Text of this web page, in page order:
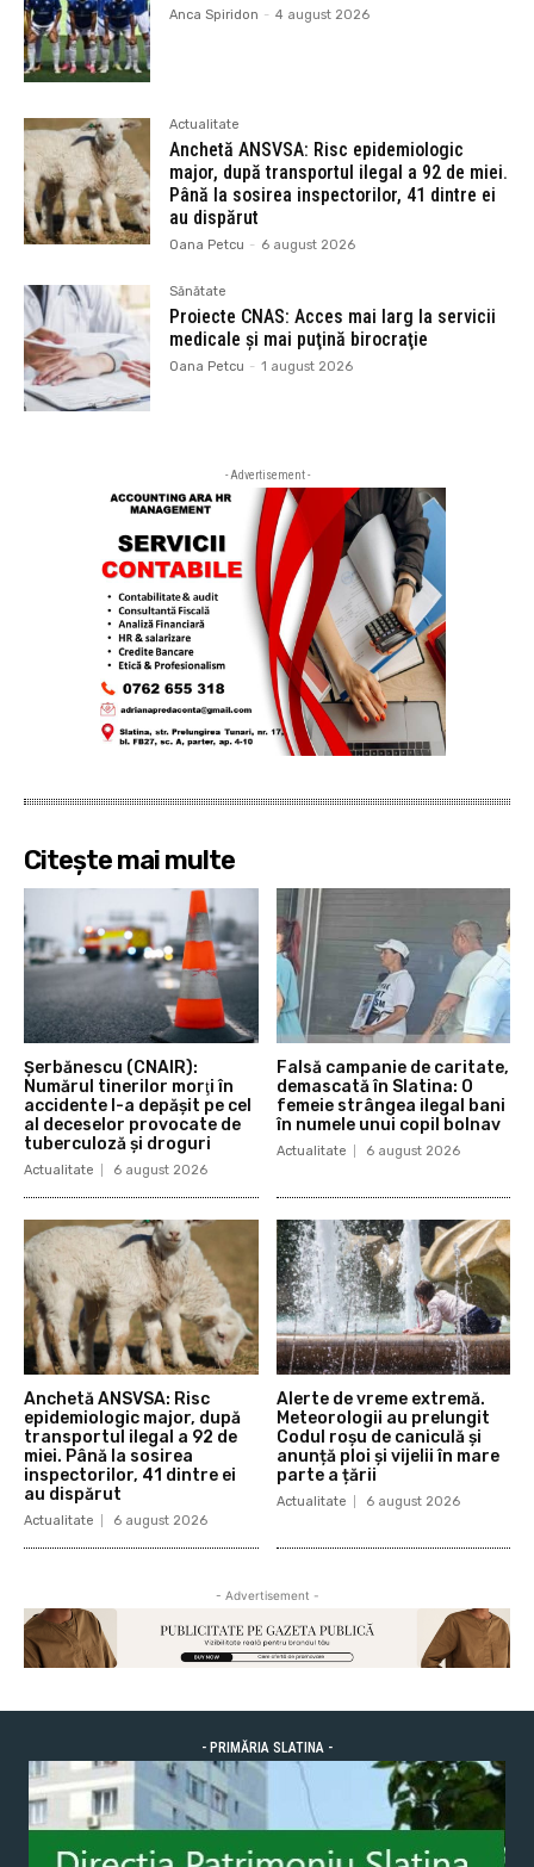
Anca Spiridon - 4 august 2026
Actualitate
Anchetă ANSVSA: Risc epidemiologic
major, după transportul ilegal a 92 de miei.
Până la sosirea inspectorilor, 41 dintre ei
au dispărut
Oana Petcu - 6 august 2026
Sănătate
Proiecte CNAS: Acces mai larg la servicii
medicale și mai puţină birocraţie
Oana Petcu - 1 august 2026
- Advertisement -
Citește mai multe
Şerbănescu (CNAIR):
Numărul tinerilor morţi în
accidente l-a depăşit pe cel
al deceselor provocate de
tuberculoză şi droguri
Actualitate 6 august 2026
Falsă campanie de caritate,
demascată în Slatina: O
femeie strângea ilegal bani
în numele unui copil bolnav
Actualitate 6 august 2026
Anchetă ANSVSA: Risc
epidemiologic major, după
transportul ilegal a 92 de
miei. Până la sosirea
inspectorilor, 41 dintre ei
au dispărut
Actualitate 6 august 2026
Alerte de vreme extremă.
Meteorologii au prelungit
Codul roșu de caniculă și
anunță ploi și vijelii în mare
parte a țării
Actualitate 6 august 2026
- Advertisement -
- PRIMĂRIA SLATINA -